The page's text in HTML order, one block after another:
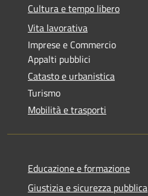
Cultura e tempo libero
Vita lavorativa
Imprese e Commercio
Appalti pubblici
Catasto e urbanistica
Turismo
Mobilità e trasporti
Educazione e formazione
Giustizia e sicurezza pubblica